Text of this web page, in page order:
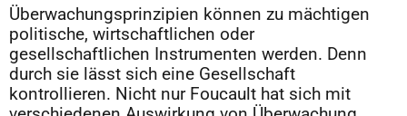
Überwachungsprinzipien können zu mächtigen
politische, wirtschaftlichen oder
gesellschaftlichen Instrumenten werden. Denn
durch sie lässt sich eine Gesellschaft
kontrollieren. Nicht nur Foucault hat sich mit